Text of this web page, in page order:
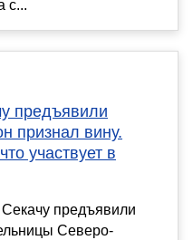
с...
предъявили
признал вину.
участвует в
предъявили
Северо-